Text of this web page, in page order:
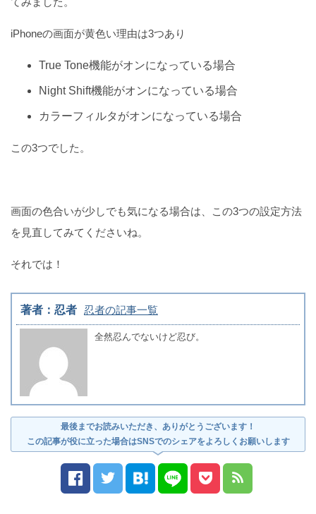
iPhoneの画面が黄色い理由は3つあり
True Tone機能がオンになっている場合
Night Shift機能がオンになっている場合
カラーフィルタがオンになっている場合
この3つでした。
画面の色合いが少しでも気になる場合は、この3つの設定方法
を見直してみてくださいね。
それでは！
著者：忍者 忍者の記事一覧
全然忍んでないけど忍び。
最後までお読みいただき、ありがとうございます！
この記事が役に立った場合はSNSでのシェアをよろしくお願いします